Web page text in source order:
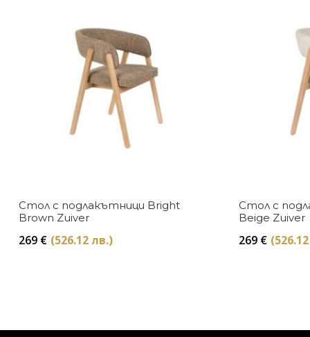
Стол с подлакътници Bright
Brown Zuiver
269 € (526.12 лв.)
Стол с
Beige Zuiver
269 €